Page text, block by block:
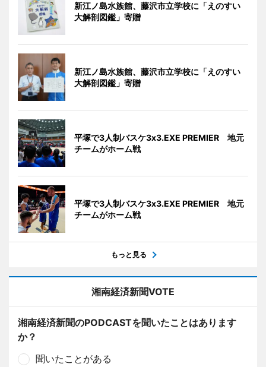
新江ノ島水族館、藤沢市立学校に「えのすい
大解剖図鑑」寄贈
新江ノ島水族館、藤沢市立学校に「えのすい
大解剖図鑑」寄贈
平塚で3人制バスケ3x3.EXE PREMIER 地元
チームがホーム戦
平塚で3人制バスケ3x3.EXE PREMIER 地元
チームがホーム戦
もっと見る
湘南経済新聞VOTE
湘南経済新聞のPODCASTを聞いたことはあります
か？
聞いたことがある